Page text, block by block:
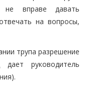
не вправе давать
на вопросы,
трупа разрешение
руководитель